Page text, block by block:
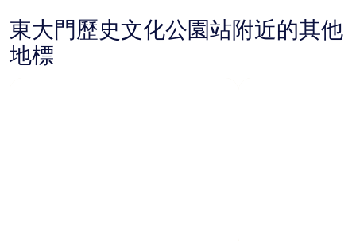
的
價
格。
價
宿
東大門歷史文化公園站附近的其他
地標